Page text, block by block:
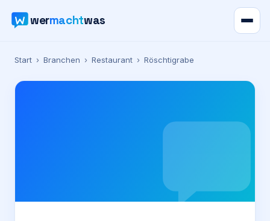
wermachtwas
Verzeichnis
Karte
Start › Branchen › Restaurant › Röschtigrabe